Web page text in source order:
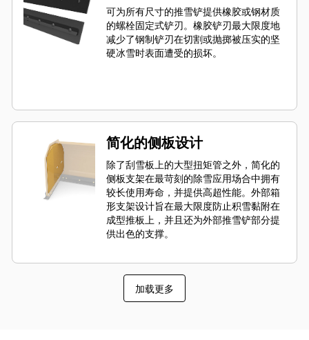
可为所有尺寸的推雪铲提供橡胶或钢材质
的螺栓固定式铲刃。橡胶铲刃最大限度地
减少了钢制铲刃在切割或抛掷被压实的坚
硬冰雪时表面遭受的损坏。
简化的侧板设计
除了刮雪板上的大型扭矩管之外，简化的
侧板支架在最苛刻的除雪应用场合中拥有
较长使用寿命，并提供高超性能。外部箱
形支架设计旨在最大限度防止积雪黏附在
成型推板上，并且还为外部推雪铲部分提
供出色的支撑。
加载更多